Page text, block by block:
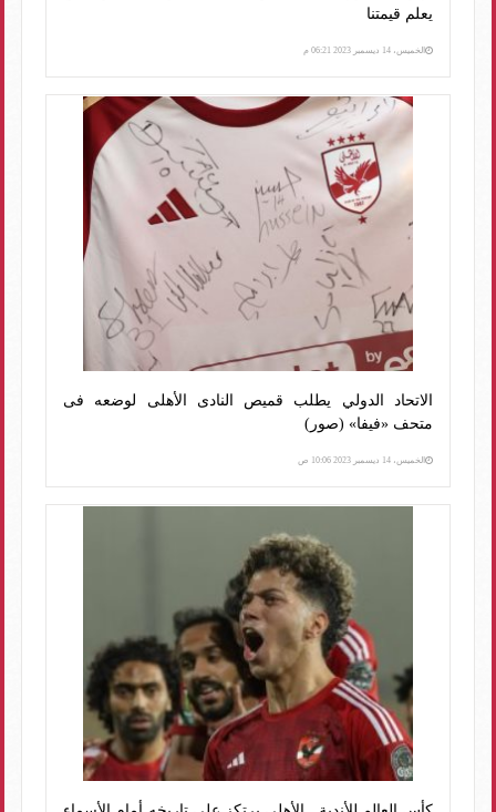
يعلم قيمتنا
الخميس، 14 ديسمبر 2023 06:21 م
الاتحاد الدولي يطلب قميص النادى الأهلى لوضعه فى
متحف «فيفا» (صور)
الخميس، 14 ديسمبر 2023 10:06 ص